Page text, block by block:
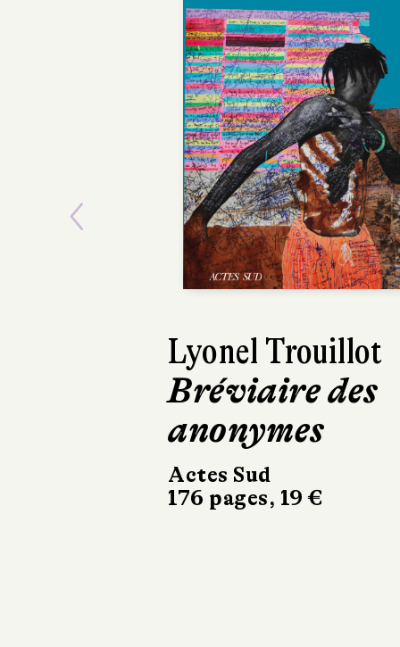
Tiphaine Le Gall
D'ailleurs, ce
n'est pas ma
maison
La Manufacture de
Previous